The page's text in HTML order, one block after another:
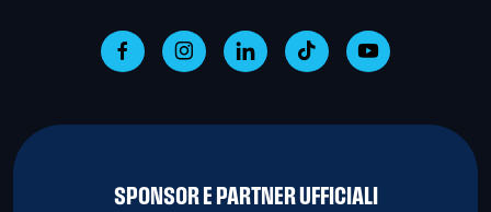
SPONSOR E PARTNER UFFICIALI